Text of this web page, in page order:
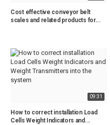
Cost effective conveyor belt
scales and related products for...
09:31
How to correct installation Load
Cells Weight Indicators and...